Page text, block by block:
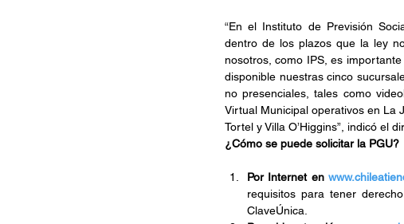
“En el Instituto de Previsión
dentro de los plazos que la ley
nosotros, como IPS, es
disponible nuestras cinco
no presenciales, tales como
Virtual Municipal operativos en La
Tortel y Villa O’Higgins”, indicó el
¿Cómo se puede solicitar la PGU?
Por Internet en
requisitos para tener
ClaveÚnica.